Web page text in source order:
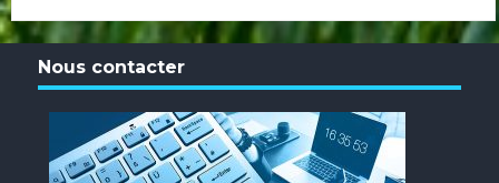
Nous contacter